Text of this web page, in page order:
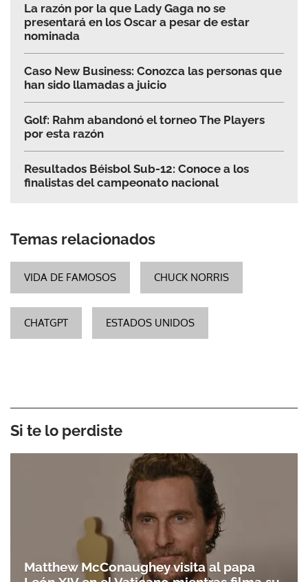
Gracias por suscribirte a nuestro boletín.
La razón por la que Lady Gaga no se
presentará en los Oscar a pesar de estar
nominada
Caso New Business: Conozca las personas que
han sido llamadas a juicio
Golf: Rahm abandonó el torneo The Players
por esta razón
Resultados Béisbol Sub-12: Conoce a los
finalistas del campeonato nacional
Temas relacionados
VIDA DE FAMOSOS CHUCK NORRIS
CHATGPT ESTADOS UNIDOS
Si te lo perdiste
Matthew McConaughey visita al papa